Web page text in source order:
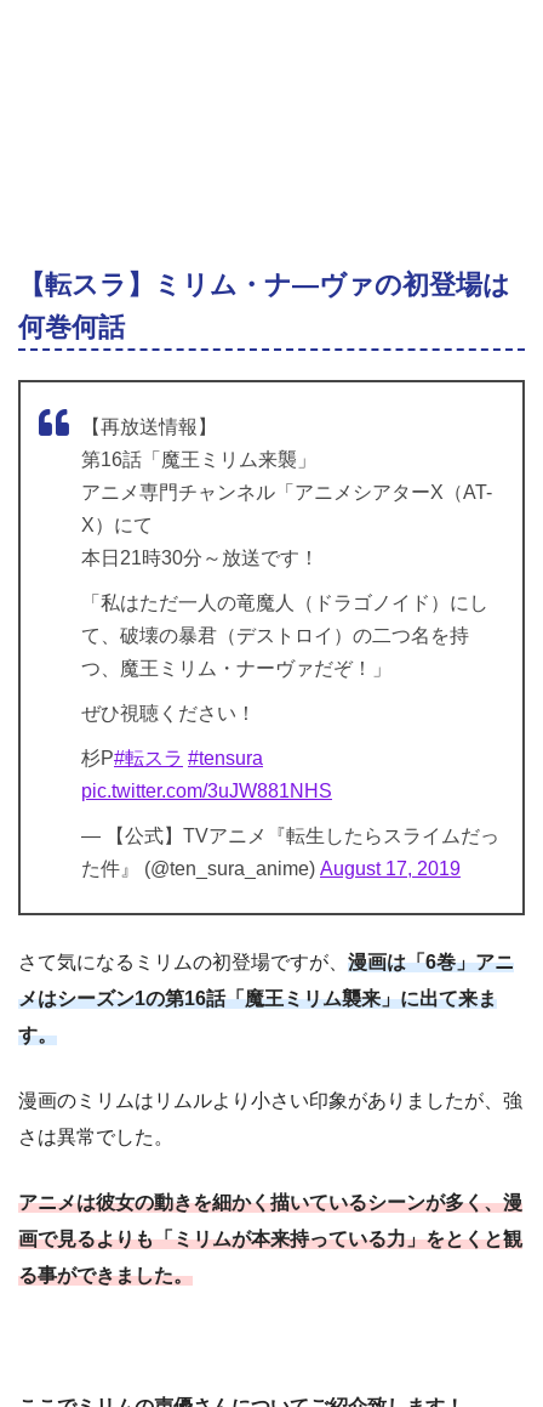
【転スラ】ミリム・ナ―ヴァの初登場は
何巻何話
【再放送情報】
第16話「魔王ミリム来襲」
アニメ専門チャンネル「アニメシアターX（AT-
X）にて
本日21時30分～放送です！
「私はただ一人の竜魔人（ドラゴノイド）にし
て、破壊の暴君（デストロイ）の二つ名を持
つ、魔王ミリム・ナーヴァだぞ！」
ぜひ視聴ください！
杉P#転スラ #tensura
pic.twitter.com/3uJW881NHS
— 【公式】TVアニメ『転生したらスライムだっ
た件』 (@ten_sura_anime) August 17, 2019
さて気になるミリムの初登場ですが、 漫画は「6巻」アニ
メはシーズン1の第16話「魔王ミリム襲来」に出て来ま
す。
漫画のミリムはリムルより小さい印象がありましたが、強
さは異常でした。
アニメは彼女の動きを細かく描いているシーンが多く、漫
画で見るよりも「ミリムが本来持っている力」をとくと観
る事ができました。